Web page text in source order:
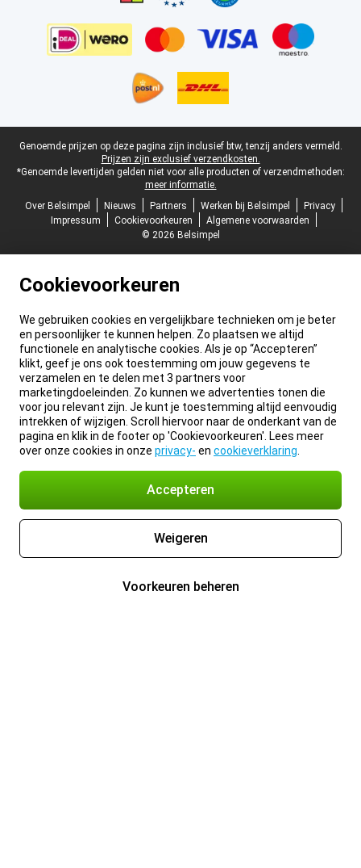
Juridische voettekst
Genoemde prijzen op deze pagina zijn inclusief btw, tenzij anders vermeld.
Prijzen zijn exclusief verzendkosten.
*Genoemde levertijden gelden niet voor alle producten of verzendmethoden:
meer informatie.
Over Belsimpel
Nieuws Partners Werken bij Belsimpel
Privacy
Impressum
Cookievoorkeuren
Algemene voorwaarden
© 2026 Belsimpel
Cookievoorkeuren
We gebruiken cookies en vergelijkbare technieken om je beter
en persoonlijker te kunnen helpen. Zo plaatsen we altijd
functionele en analytische cookies. Als je op “Accepteren”
klikt, geef je ons ook toestemming om jouw gegevens te
verzamelen en te delen met 3 partners voor
marketingdoeleinden. Zo kunnen we advertenties tonen die
voor jou relevant zijn. Je kunt je toestemming altijd eenvoudig
intrekken of wijzigen. Scroll hiervoor naar de onderkant van de
pagina en klik in de footer op 'Cookievoorkeuren'. Lees meer
over onze cookies in onze privacy- en cookieverklaring
Accepteren
Weigeren
Voorkeuren beheren